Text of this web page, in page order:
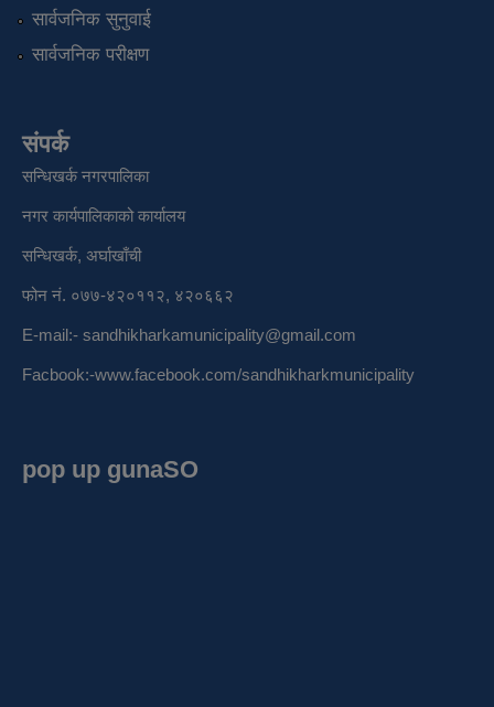
सार्वजनिक सुनुवाई
सार्वजनिक परीक्षण
संपर्क
सन्धिखर्क नगरपालिका
नगर कार्यपालिकाको कार्यालय
सन्धिखर्क, अर्घाखाँची
फोन नं. ०७७-४२०११२, ४२०६६२
E-mail:- sandhikharkamunicipality@gmail.com
Facbook:-www.facebook.com/sandhikharkmunicipality
pop up gunaSO